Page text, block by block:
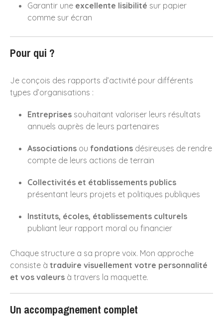
Identité Visuelle
Illustrations
Packaging
Packagings
Rapport d'activité et
Site Web UI / UX
Uncategorized
Connexion
FluxRSS
Garantir une excellente lisibilité sur papier
comme sur écran
Pour qui ?
Je conçois des rapports d’activité pour différents
types d’organisations :
Entreprises souhaitant valoriser leurs résultats
annuels auprès de leurs partenaires
Associations ou fondations désireuses de rendre
compte de leurs actions de terrain
Collectivités et établissements publics
présentant leurs projets et politiques publiques
Instituts, écoles, établissements culturels
publiant leur rapport moral ou financier
Chaque structure a sa propre voix. Mon approche
consiste à traduire visuellement votre personnalité
et vos valeurs à travers la maquette.
Un accompagnement complet